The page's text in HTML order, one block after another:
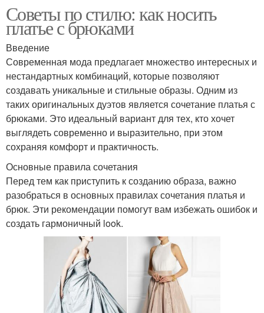
Советы по стилю: как носить
платье с брюками
Введение
Современная мода предлагает множество интересных и
нестандартных комбинаций, которые позволяют
создавать уникальные и стильные образы. Одним из
таких оригинальных дуэтов является сочетание платья с
брюками. Это идеальный вариант для тех, кто хочет
выглядеть современно и выразительно, при этом
сохраняя комфорт и практичность.
Основные правила сочетания
Перед тем как приступить к созданию образа, важно
разобраться в основных правилах сочетания платья и
брюк. Эти рекомендации помогут вам избежать ошибок и
создать гармоничный look.